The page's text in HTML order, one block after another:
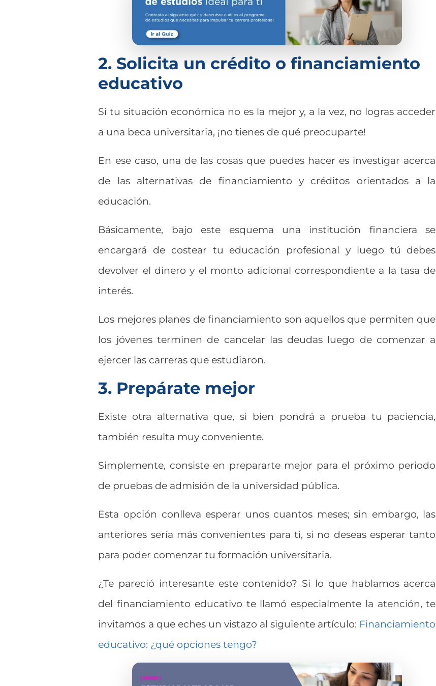
2. Solicita un crédito o financiamiento
educativo
Si tu situación económica no es la mejor y, a la vez, no logras acceder
a una beca universitaria, ¡no tienes de qué preocuparte!
En ese caso, una de las cosas que puedes hacer es investigar acerca
de las alternativas de financiamiento y créditos orientados a la
educación.
Básicamente, bajo este esquema una institución financiera se
encargará de costear tu educación profesional y luego tú debes
devolver el dinero y el monto adicional correspondiente a la tasa de
interés.
Los mejores planes de financiamiento son aquellos que permiten que
los jóvenes terminen de cancelar las deudas luego de comenzar a
ejercer las carreras que estudiaron.
3. Prepárate mejor
Existe otra alternativa que, si bien pondrá a prueba tu paciencia,
también resulta muy conveniente.
Simplemente, consiste en prepararte mejor para el próximo periodo
de pruebas de admisión de la universidad pública.
Esta opción conlleva esperar unos cuantos meses; sin embargo, las
anteriores sería más convenientes para ti, si no deseas esperar tanto
para poder comenzar tu formación universitaria.
¿Te pareció interesante este contenido? Si lo que hablamos acerca
del financiamiento educativo te llamó especialmente la atención, te
invitamos a que eches un vistazo al siguiente artículo: Financiamiento
educativo: ¿qué opciones tengo?